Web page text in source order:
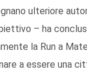
ulteriore
– ha
la Run a
a essere una